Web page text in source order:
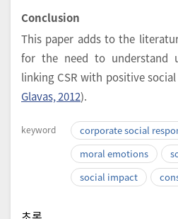
Conclusion
This paper adds to the
for the need to understand
linking CSR with positive
Glavas, 2012).
keyword
corporate social
moral emotions
social impact